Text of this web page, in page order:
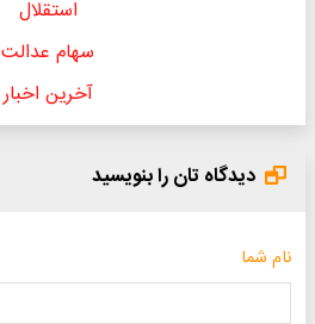
استقلال
سهام عدالت
آخرین اخبار
دیدگاه تان را بنویسید
نام شما